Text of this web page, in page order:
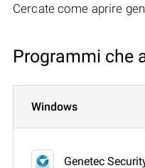
Cercate come aprire
Programmi che
Windows
Genetec